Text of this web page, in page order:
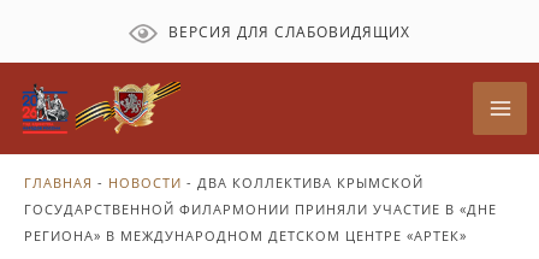
содержимому
ВЕРСИЯ ДЛЯ СЛАБОВИДЯЩИХ
ГЛАВНАЯ - НОВОСТИ - ДВА КОЛЛЕКТИВА КРЫМСКОЙ
ГОСУДАРСТВЕННОЙ ФИЛАРМОНИИ ПРИНЯЛИ УЧАСТИЕ В «ДНЕ
РЕГИОНА» В МЕЖДУНАРОДНОМ ДЕТСКОМ ЦЕНТРЕ «АРТЕК»